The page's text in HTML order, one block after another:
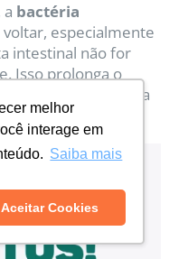
melhor
interage em
Saiba mais
Aceitar Cookies
bactéria
especialmente
intestinal não for
Isso prolonga o
de complicações a